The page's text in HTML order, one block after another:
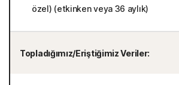
özel) (etkinken veya 36 aylık)
Topladığımız/Eriştiğimiz Veriler: